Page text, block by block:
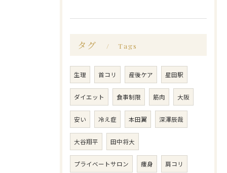
タグ Tags
生理 首コリ 産後ケア 星田駅
ダイエット 食事制限 筋肉 大阪
安い 冷え症 本田翼 深澤辰哉
大谷翔平 田中将大
プライベートサロン 痩身 肩コリ